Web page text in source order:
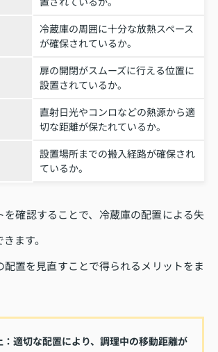
冷蔵庫の周囲に十分な放熱スペース
が確保されているか。
扉の開閉がスムーズに行える位置に
設置されているか。
直射日光やコンロなどの熱源から適
切な距離が保たれているか。
設置場所までの搬入経路が確保され
ているか。
を確認することで、冷蔵庫の配置による失
ます。
配置を見直すことで得られるメリットをま
適切な配置により、調理中の移動距離が